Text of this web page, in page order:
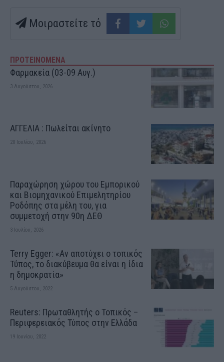
Μοιραστείτε τό
ΠΡΟΤΕΙΝΟΜΕΝΑ
Φαρμακεία (03-09 Αυγ.)
3 Αυγούστου, 2026
ΑΓΓΕΛΙΑ : Πωλείται ακίνητο
20 Ιουλίου, 2026
Παραχώρηση χώρου του Εμπορικού
και Βιομηχανικού Επιμελητηρίου
Ροδόπης στα μέλη του, για
συμμετοχή στην 90η ΔΕΘ
3 Ιουλίου, 2026
Terry Egger: «Αν αποτύχει ο τοπικός
Τύπος, το διακύβευμα θα είναι η ίδια
η δημοκρατία»
5 Αυγούστου, 2022
Reuters: Πρωταθλητής ο Τοπικός –
Περιφερειακός Τύπος στην Ελλάδα
19 Ιουνίου, 2022